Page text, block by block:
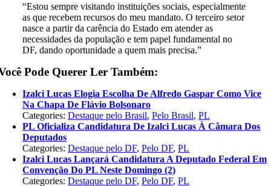
“Estou sempre visitando instituições sociais, especialmente
as que recebem recursos do meu mandato. O terceiro setor
nasce a partir da carência do Estado em atender as
necessidades da população e tem papel fundamental no
DF, dando oportunidade a quem mais precisa.”
Pode Querer Ler Também:
Izalci Lucas Elogia Escolha De Alfredo Gaspar Como Vice
Na Chapa De Flávio Bolsonaro
Categories:Destaque pelo Brasil,Pelo Brasil,PL
PL Oficializa Candidatura De Izalci Lucas À Câmara Dos
Deputados
Categories:Destaque pelo DF,Pelo DF,PL
Izalci Lucas Lançará Candidatura A Deputado Federal Em
Convenção Do PL Neste Domingo (2)
Categories:Destaque pelo DF,Pelo DF,PL